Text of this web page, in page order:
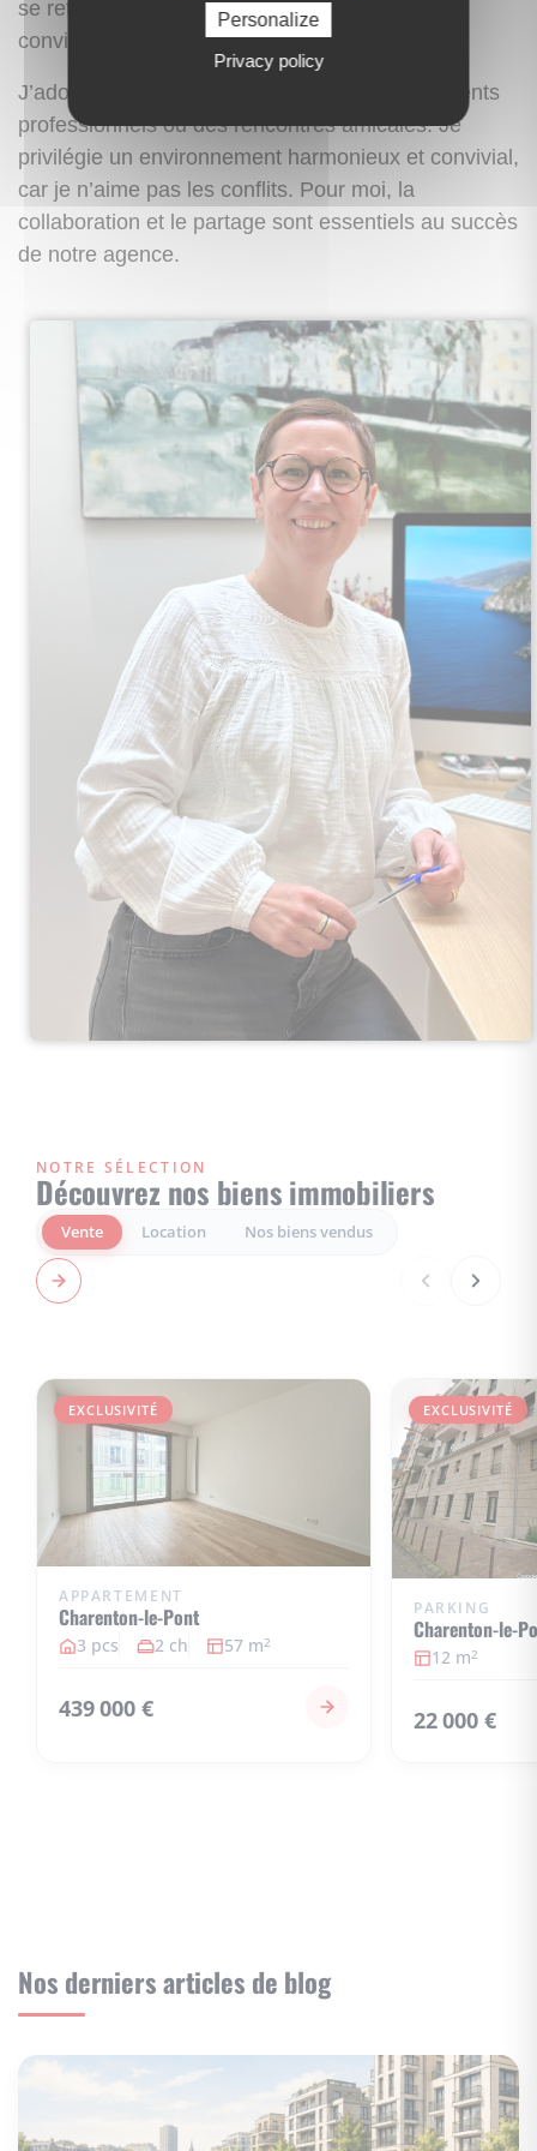
se retrouvent pour partager des moments
conviviaux autour de cette activité.
J’adore recevoir, que ce soit pour des événements
professionnels ou des rencontres amicales. Je
privilégie un environnement harmonieux et convivial,
car je n’aime pas les conflits. Pour moi, la
collaboration et le partage sont essentiels au succès
de notre agence.
NOTRE SÉLECTION
Découvrez nos biens immobiliers
Vente Location Nos biens vendus
EXCLUSIVITÉ
APPARTEMENT
Charenton-le-Pont
3 pcs 2 ch 57 m2
439 000 €
EXCLUSIVITÉ
PARKING
Charenton-le-
12 m2
22 000 €
Nos derniers articles de blog
Personalize
Privacy policy